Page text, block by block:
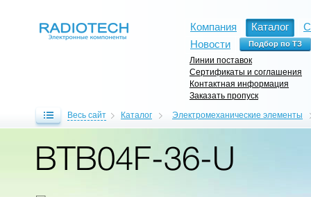
Компания Каталог
Новости
Линии поставок
Сертификаты и соглашения
Контактная информация
Заказать пропуск
Весь сайт Каталог Электромеханические элементы
BTB04F-36-U